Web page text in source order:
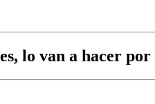
lo van a hacer